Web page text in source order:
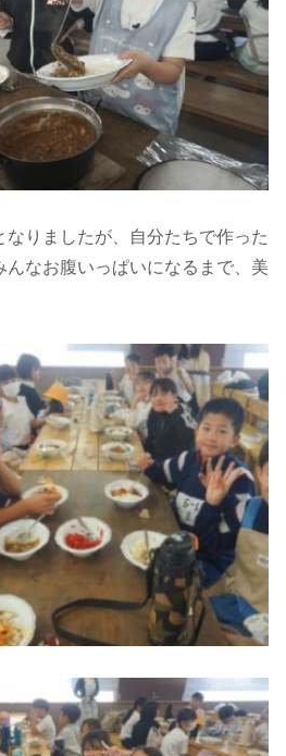
りましたが、自分たちで作った
んなお腹いっぱいになるまで、美